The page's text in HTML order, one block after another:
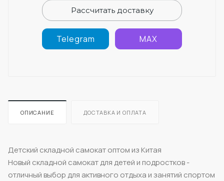
Рассчитать доставку
Telegram MAX
ОПИСАНИЕ ДОСТАВКА И ОПЛАТА
Детский складной самокат оптом из Китая
Новый складной самокат для детей и подростков -
отличный выбор для активного отдыха и занятий спортом